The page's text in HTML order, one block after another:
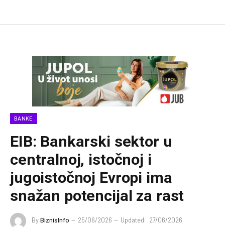
BANKE
EIB: Bankarski sektor u
centralnoj, istočnoj i
jugoistočnoj Evropi ima
snažan potencijal za rast
ByBiznisInfo 25/06/2026 Updated: 27/06/2026